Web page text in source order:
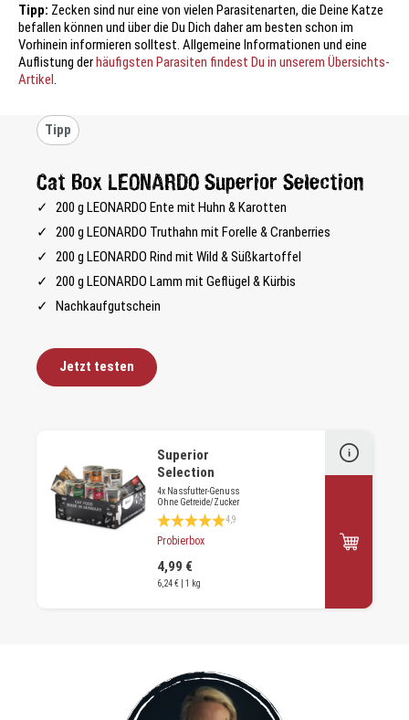
Tipp: Zecken sind nur eine von vielen Parasitenarten, die Deine Katze
befallen können und über die Du Dich daher am besten schon im
Vorhinein informieren solltest. Allgemeine Informationen und eine
Auflistung der häufigsten Parasiten findest Du in unserem Übersichts-
Artikel .
Tipp
Cat Box LEONARDO Superior Selection
200 g LEONARDO Ente mit Huhn & Karotten
200 g LEONARDO Truthahn mit Forelle & Cranberries
200 g LEONARDO Rind mit Wild & Süßkartoffel
200 g LEONARDO Lamm mit Geflügel & Kürbis
Nachkaufgutschein
Jetzt testen
Superior
Selection
4x Nassfutter-Genuss
Ohne Getreide/Zucker
Durchschnittliche Bewertung 4.8 von 5 Sternen
4,9
Probierbox
4,99 €
6,24 € | 1 kg